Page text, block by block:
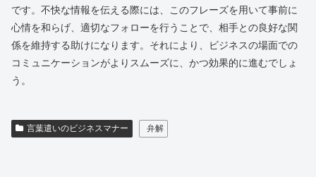
です。不快な情報を伝える際には、このフレーズを用いて事前に
心情を和らげ、適切なフォローを行うことで、相手との良好な関
係を維持する助けになります。それにより、ビジネスの場面での
コミュニケーションがよりスムーズに、かつ効果的に進むでしょ
う。
言葉遣いのビジネスマナー 弁解